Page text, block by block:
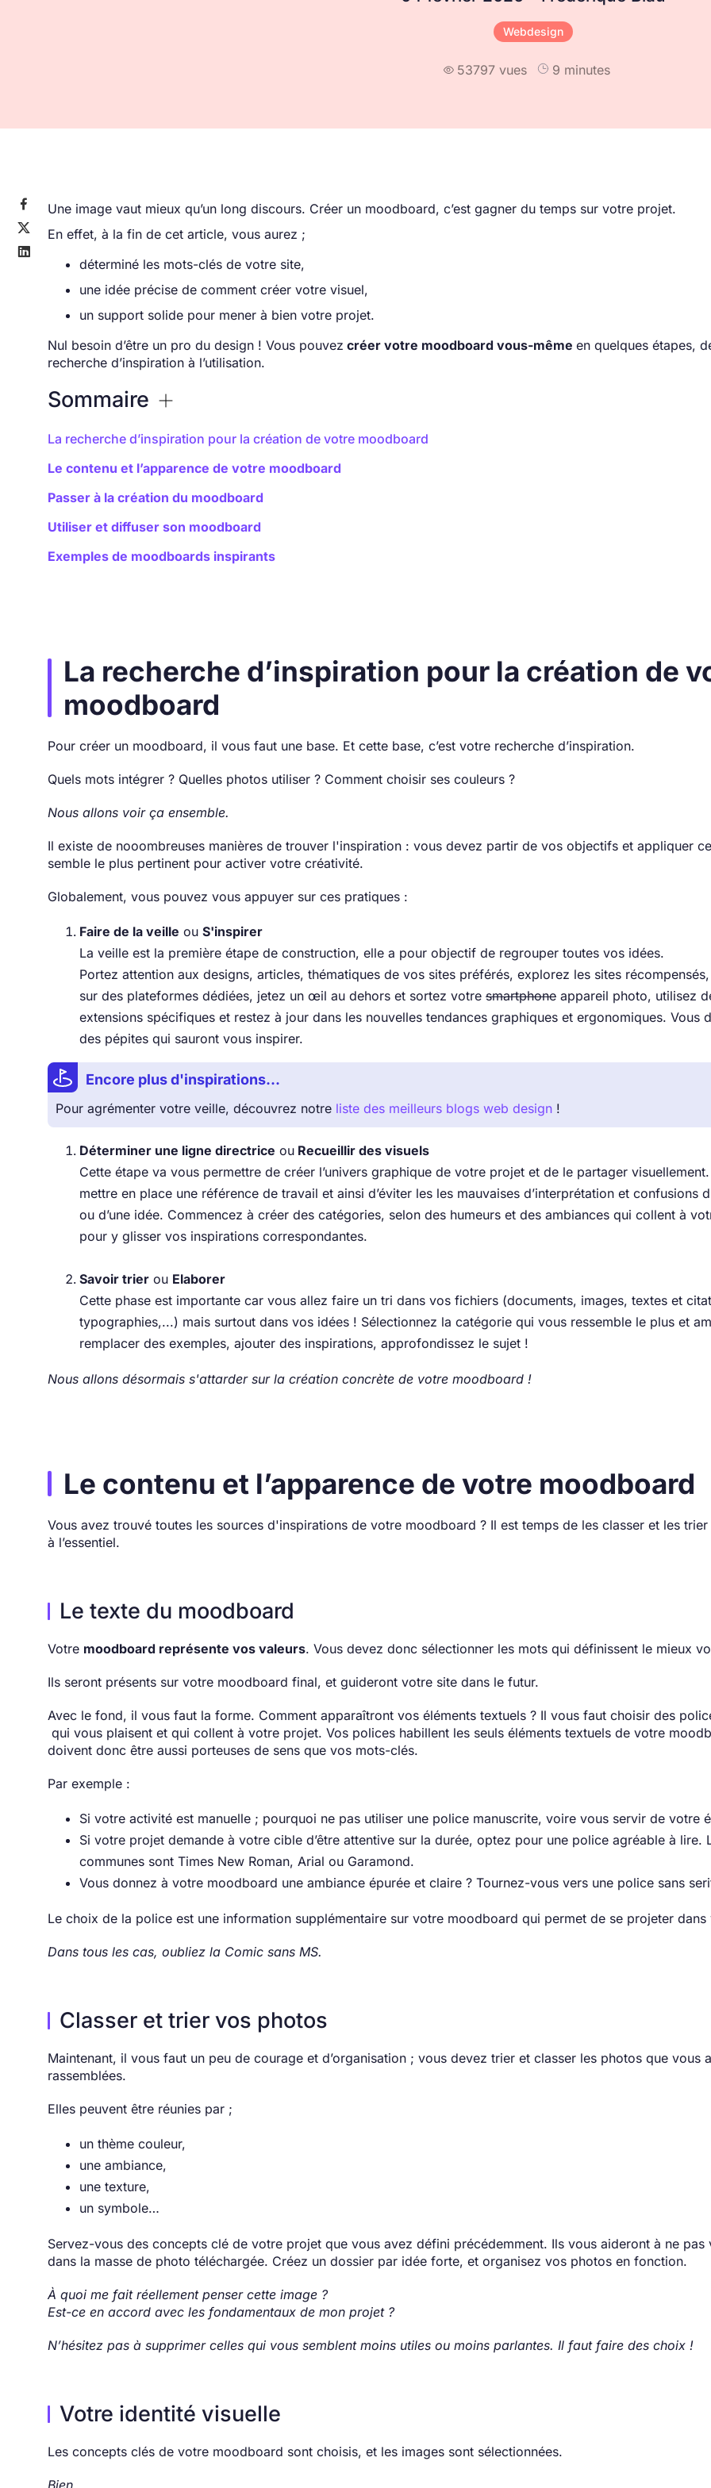
Webdesign
 53797 vues 9 minutes



Une image vaut mieux qu’un long discours. Créer un moodboard, c’est gagner du temps sur votre projet.
En effet, à la fin de cet article, vous aurez ;
déterminé les mots-clés de votre site,
une idée précise de comment créer votre visuel,
un support solide pour mener à bien votre projet.
Nul besoin d’être un pro du design ! Vous pouvez créer votre moodboard vous-même en quelques étapes,
recherche d’inspiration à l’utilisation.
Sommaire
La recherche d’inspiration pour la création de votre moodboard
Le contenu et l’apparence de votre moodboard
Passer à la création du moodboard
Utiliser et diffuser son moodboard
Exemples de moodboards inspirants
La recherche d’inspiration pour la création de
moodboard
Pour créer un moodboard, il vous faut une base. Et cette base, c’est votre recherche d’inspiration.
Quels mots intégrer ? Quelles photos utiliser ? Comment choisir ses couleurs ?
Nous allons voir ça ensemble.
Il existe de nooombreuses manières de trouver l'inspiration : vous devez partir de vos objectifs et appliquer
semble le plus pertinent pour activer votre créativité.
Globalement, vous pouvez vous appuyer sur ces pratiques :
Faire de la veille ou S'inspirer
La veille est la première étape de construction, elle a pour objectif de regrouper toutes vos idées.
Portez attention aux designs, articles, thématiques de vos sites préférés, explorez les sites
sur des plateformes dédiées, jetez un œil au dehors et sortez votre smartphone appareil photo, utilisez
extensions spécifiques et restez à jour dans les nouvelles tendances graphiques et ergonomiques. Vous
des pépites qui sauront vous inspirer.
Encore plus d'inspirations...
Pour agrémenter votre veille, découvrez notre liste des meilleurs blogs web design !
Déterminer une ligne directrice ou Recueillir des visuels
Cette étape va vous permettre de créer l’univers graphique de votre projet et de le partager visuellement.
mettre en place une référence de travail et ainsi d’éviter les les mauvaises d’interprétation et confusions
ou d’une idée. Commencez à créer des catégories, selon des humeurs et des ambiances qui collent à
pour y glisser vos inspirations correspondantes.
Savoir trier ou Elaborer
Cette phase est importante car vous allez faire un tri dans vos fichiers (documents, images, textes et
typographies,...) mais surtout dans vos idées ! Sélectionnez la catégorie qui vous ressemble le plus et
remplacer des exemples, ajouter des inspirations, approfondissez le sujet !
Nous allons désormais s'attarder sur la création concrète de votre moodboard !
Le contenu et l’apparence de votre moodboard
Vous avez trouvé toutes les sources d'inspirations de votre moodboard ? Il est temps de les classer et les
à l’essentiel.
Le texte du moodboard
Votre moodboard représente vos valeurs. Vous devez donc sélectionner les mots qui définissent le mieux
Ils seront présents sur votre moodboard final, et guideront votre site dans le futur.
Avec le fond, il vous faut la forme. Comment apparaîtront vos éléments textuels ? Il vous faut choisir des
qui vous plaisent et qui collent à votre projet. Vos polices habillent les seuls éléments textuels de votre
doivent donc être aussi porteuses de sens que vos mots-clés.
Par exemple :
Si votre activité est manuelle ; pourquoi ne pas utiliser une police manuscrite, voire vous servir de votre
Si votre projet demande à votre cible d’être attentive sur la durée, optez pour une police agréable à lire.
communes sont Times New Roman, Arial ou Garamond.
Vous donnez à votre moodboard une ambiance épurée et claire ? Tournez-vous vers une police sans
Le choix de la police est une information supplémentaire sur votre moodboard qui permet de se projeter
Dans tous les cas, oubliez la Comic sans MS.
Classer et trier vos photos
Maintenant, il vous faut un peu de courage et d’organisation ; vous devez trier et classer les photos que vous
rassemblées.
Elles peuvent être réunies par ;
un thème couleur,
une ambiance,
une texture,
un symbole…
Servez-vous des concepts clé de votre projet que vous avez défini précédemment. Ils vous aideront à ne pas
dans la masse de photo téléchargée. Créez un dossier par idée forte, et organisez vos photos en fonction.
À quoi me fait réellement penser cette image ?
Est-ce en accord avec les fondamentaux de mon projet ?
N’hésitez pas à supprimer celles qui vous semblent moins utiles ou moins parlantes. Il faut faire des choix !
Votre identité visuelle
Les concepts clés de votre moodboard sont choisis, et les images sont sélectionnées.